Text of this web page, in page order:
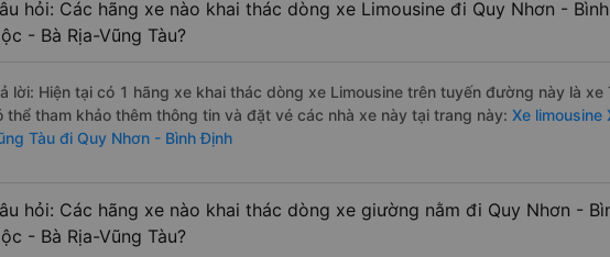
hỏi: Các hãng xe nào khai thác dòng xe Limousine đi Quy Nhơn -
- Bà Rịa-Vũng Tàu?
lời: Hiện tại có 1 hãng xe khai thác dòng xe Limousine trên tuyến đường này là xe
thể tham khảo thêm thông tin và đặt vé các nhà xe này tại trang này: Xe limousine
Tàu đi Quy Nhơn - Bình Định
hỏi: Các hãng xe nào khai thác dòng xe giường nằm đi Quy Nhơn -
- Bà Rịa-Vũng Tàu?